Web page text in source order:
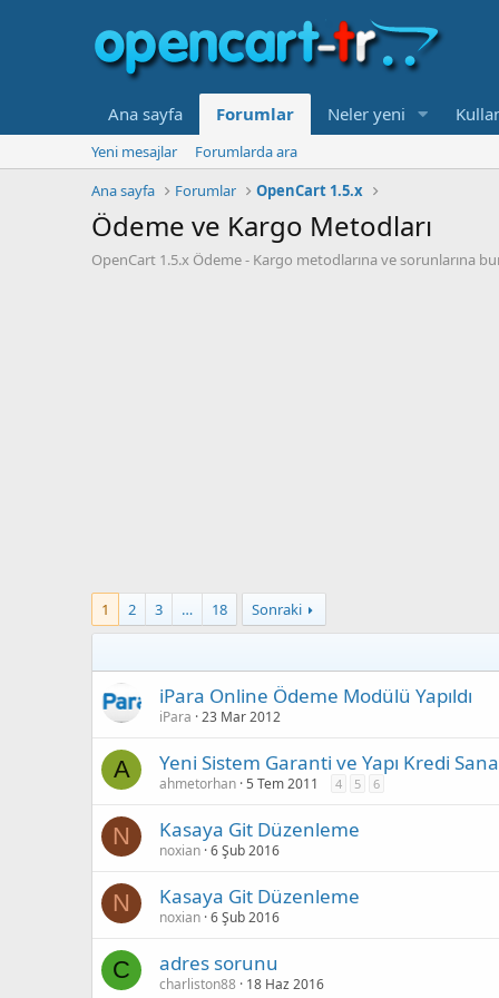
Ana sayfa Forumlar Neler yeni
Yeni mesajlar
Forumlarda ara
Ana sayfa
Forumlar OpenCart 1.5.x
Ödeme ve Kargo Metodları
OpenCart 1.5.x Ödeme - Kargo metodlarına ve sorunlarına
1 2 3 … 18 Sonraki
iPara Online Ödeme Modülü Yapıldı
iPara 23 Mar 2012
A Yeni Sistem Garanti ve Yapı Kredi
ahmetorhan 5 Tem 2011 4 5 6
N Kasaya Git Düzenleme
noxian 6 Şub 2016
N Kasaya Git Düzenleme
noxian 6 Şub 2016
C adres sorunu
charliston88 18 Haz 2016